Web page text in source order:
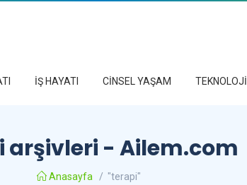
İŞ HAYATI CİNSEL YAŞAM TEKNOLOJİ
arşivleri - Ailem.com
Anasayfa / "terapi"